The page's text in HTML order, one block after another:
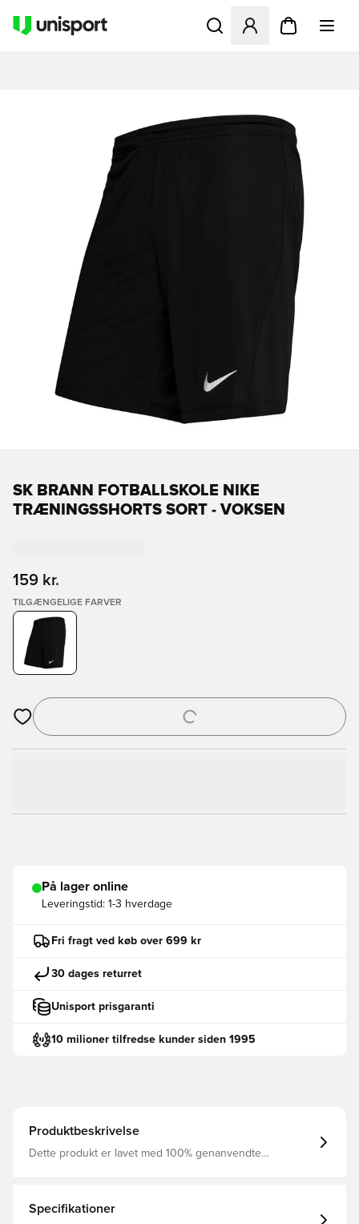
Åbner en Modal til at
SK BRANN FOTBALLSKOLE NIKE
TRÆNINGSSHORTS SORT - VOKSEN
159 kr.
TILGÆNGELIGE FARVER
Åbner en Modal til at logge ind eller tilmelde dig som medlem
På lager online
Leveringstid: 1-3 hverdage
Fri fragt ved køb over 699 kr
30 dages returret
Unisport prisgaranti
10 milioner tilfredse kunder siden 1995
Produktbeskrivelse
Dette produkt er lavet med 100% genanvendte
mesh, som er med til at øge åndbarheden Regular fit
Fremstillet i 100% polyester. Personaliser produktet med
Specifikationer